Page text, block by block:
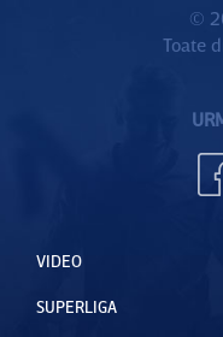
©
Toate
VIDEO
SUPERLIGA